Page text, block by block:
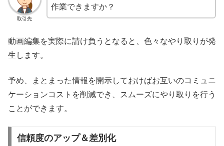
取引先
作業できますか？
動画編集を実際に請け負うとなると、色々なやり取りが発
生します。
予め、まとまった情報を開示しておけばお互いのコミュニ
ケーションコストを削減でき、スムーズにやり取りを行う
ことができます。
信頼度のアップ＆差別化